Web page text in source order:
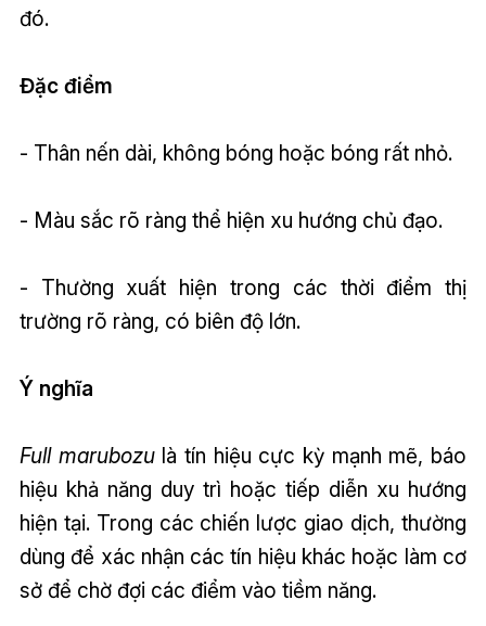
đó.
Đặc điểm
- Thân nến dài, không bóng hoặc bóng rất nhỏ.
- Màu sắc rõ ràng thể hiện xu hướng chủ đạo.
- Thường xuất hiện trong các thời điểm thị
trường rõ ràng, có biên độ lớn.
Ý nghĩa
Full marubozulà tín hiệu cực kỳ mạnh mẽ, báo
hiệu khả năng duy trì hoặc tiếp diễn xu hướng
hiện tại. Trong các chiến lược giao dịch, thường
dùng để xác nhận các tín hiệu khác hoặc làm cơ
sở để chờ đợi các điểm vào tiềm năng.